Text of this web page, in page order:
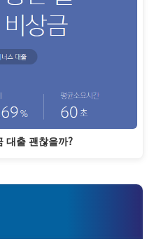
대출 괜찮을까?